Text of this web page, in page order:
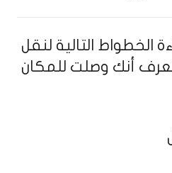
الخطواط التالية لنقل
أنك وصلت للمكان